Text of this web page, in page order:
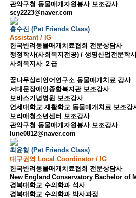
관악구청 동물매개자원봉사 보조강사
scy2223@naver.com
홍수진 (Pet Friends Class)
Assistant / IG
한국반려동물매개치료협회 전문상담사
행정학사(사회복지전공) / 생명산업전문학사
사회복지사 ２급
꿈나무심리언어연구소 동물매개치료 강사
서대문장애인종합복지관 보조강사
보바스기념병원 보조강사
연세대학교 재활학교 동물매개치료 보조강
보라매청소년센터 보조강사
관악구청 동물매개자원봉사 보조강사
lune0812@naver.com
최윤형 (Pet Friends Class)
대구권역 Local Coordinator / IG
한국반려동물매개치료협회 전문상담사
New England Conservatory Bachelor of
경북대학교 수의학과 석사
경북대학교 수의학과 박사과정